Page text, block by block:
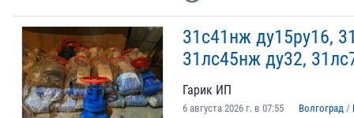
31с41нж ду15ру16,
31лс45нж ду32,
Гарик ИП
6 августа 2026 г. в 07:55 Волгоград /